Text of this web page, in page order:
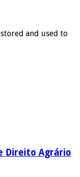
and used to
Direito Agrário